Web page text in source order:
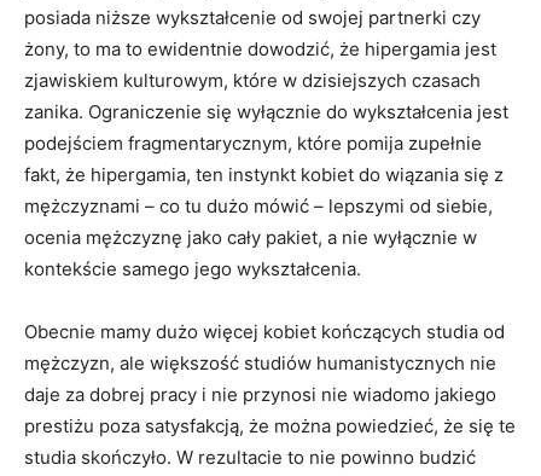
posiada niższe wykształcenie od swojej partnerki czy
żony, to ma to ewidentnie dowodzić, że hipergamia jest
zjawiskiem kulturowym, które w dzisiejszych czasach
zanika. Ograniczenie się wyłącznie do wykształcenia jest
podejściem fragmentarycznym, które pomija zupełnie
fakt, że hipergamia, ten instynkt kobiet do wiązania się z
mężczyznami – co tu dużo mówić – lepszymi od siebie,
ocenia mężczyznę jako cały pakiet, a nie wyłącznie w
kontekście samego jego wykształcenia.
Obecnie mamy dużo więcej kobiet kończących studia od
mężczyzn, ale większość studiów humanistycznych nie
daje za dobrej pracy i nie przynosi nie wiadomo jakiego
prestiżu poza satysfakcją, że można powiedzieć, że się te
studia skończyło. W rezultacie to nie powinno budzić